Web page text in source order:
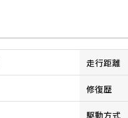
走行距離
修復歴
駆動方式